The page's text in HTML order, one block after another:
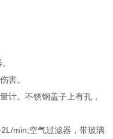
害。
计。不锈钢盖子上有孔，
min;空气过滤器，带玻璃